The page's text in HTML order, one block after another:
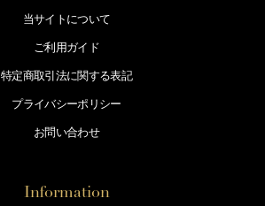
当サイトについて
ご利用ガイド
特定商取引法に関する表記
プライバシーポリシー
お問い合わせ
Information